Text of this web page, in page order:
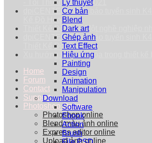
- Tối Thứ 7 - 25/09/2021
dpiCENTER thông báo tuyển sinh
Kế Đồ Họa
Thiết Kế Đồ Họa: Một nghề nghiệp
dpiCENTER thông báo tuyển sinh
Thiết Kế Đồ Họa
Xu hướng vẽ minh họa trong thiết kế
Home
Forum
Contact
Support
Photoshop Online
Photoshop online
Blend màu ảnh online
Express editor online
Upload ảnh online
Lý thuyết
Cơ bản
Blend
Dark art
Ghép ảnh
Text Effect
Hiệu ứng
Painting
Design
Animation
Manipulation
Download
Software
Ebook
Action
Brush